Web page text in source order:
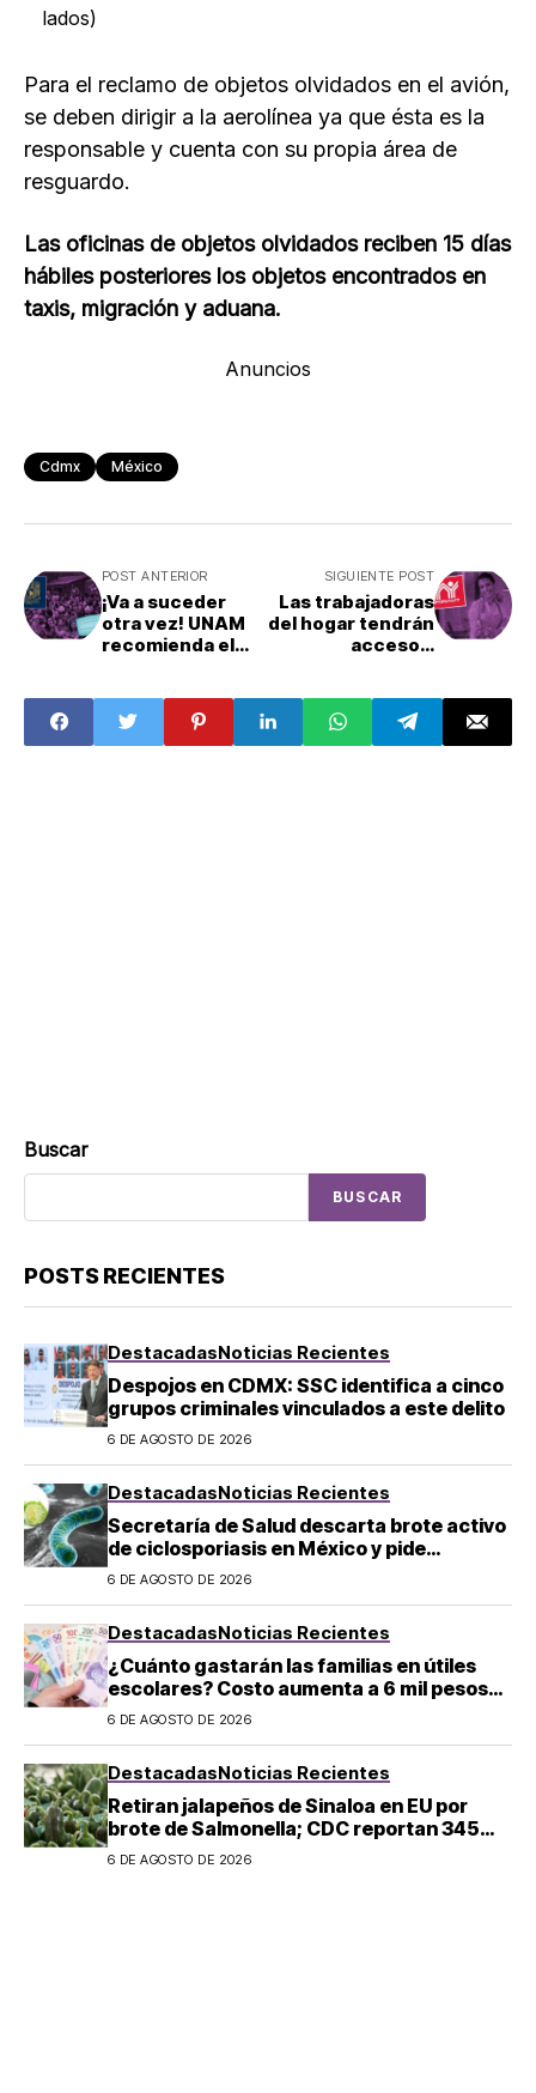
lados)
Para el reclamo de objetos olvidados en el avión,
se deben dirigir a la aerolínea ya que ésta es la
responsable y cuenta con su propia área de
resguardo.
Las oficinas de objetos olvidados reciben 15 días
hábiles posteriores los objetos encontrados en
taxis, migración y aduana.
Anuncios
Cdmx México
POST ANTERIOR
¡Va a suceder
otra vez! UNAM
recomienda el
alumnos
SIGUIENTE POST
Las trabajadoras
del hogar tendrán
acceso a
Buscar
BUSCAR
POSTS RECIENTES
DestacadasNoticias Recientes
Despojos en CDMX: SSC identifica a cinco
grupos criminales vinculados a este delito
6 DE AGOSTO DE 2026
DestacadasNoticias Recientes
Secretaría de Salud descarta brote activo
de ciclosporiasis en México y pide
mantener la calma
6 DE AGOSTO DE 2026
DestacadasNoticias Recientes
¿Cuánto gastarán las familias en útiles
escolares? Costo aumenta a 6 mil pesos
por alumno de educación básica en
6 DE AGOSTO DE 2026
DestacadasNoticias Recientes
Retiran jalapeños de Sinaloa en EU por
brote de Salmonella; CDC reportan 345
casos
6 DE AGOSTO DE 2026